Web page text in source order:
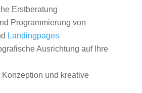
Erstberatung
Programmierung von
Landingpages
Ausrichtung auf Ihre
und kreative